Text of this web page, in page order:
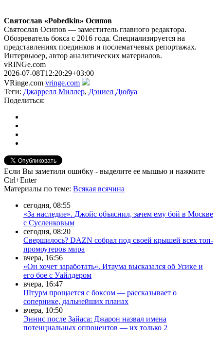
Святослав «Pobedkin» Осипов
Святослав Осипов — заместитель главного редактора.
Обозреватель бокса с 2016 года. Специализируется на
представлениях поединков и послематчевых репортажах.
Интервьюер, автор аналитических материалов.
vRINGe.com
2026-07-08T12:20:29+03:00
VRinge.com vringe.com
Теги: Джаррелл Миллер, Дэниел Дюбуа
Поделиться:
Если Вы заметили ошибку - выделите ее мышью и нажмите
Ctrl+Enter
Материалы по теме: Всякая всячина
сегодня, 08:55
«За наследие». Джойс объяснил, зачем ему бой в Москве
с Сусленковым
сегодня, 08:20
Свершилось? DAZN собрал под своей крышей всех топ-
промоутеров мира
вчера, 16:56
«Он хочет заработать». Итаума высказался об Усике и
его бое с Уайлдером
вчера, 16:47
Штурм прощается с боксом — рассказывает о
сопернике, дальнейших планах
вчера, 10:50
Эннис после Зайаса: Джарон назвал имена
потенциальных оппонентов — их только 2